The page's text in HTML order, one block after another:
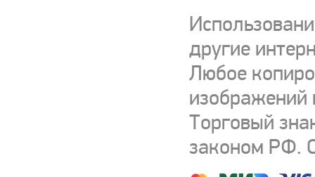
другие
Любое
изображений
Торговый
законом РФ.